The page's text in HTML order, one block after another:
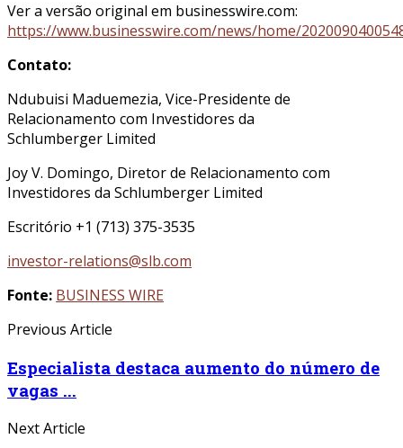
Ver a versão original em businesswire.com:
https://www.businesswire.com/news/home/
Contato:
Ndubuisi Maduemezia, Vice-Presidente de
Relacionamento com Investidores da
Schlumberger Limited
Joy V. Domingo, Diretor de Relacionamento com
Investidores da Schlumberger Limited
Escritório +1 (713) 375-3535
investor-relations@slb.com
Fonte: BUSINESS WIRE
Previous Article
Especialista destaca aumento do número de
vagas ...
Next Article